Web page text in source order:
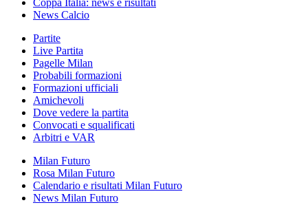
Coppa Italia: news e risultati
News Calcio
Partite
Live Partita
Pagelle Milan
Probabili formazioni
Formazioni ufficiali
Amichevoli
Dove vedere la partita
Convocati e squalificati
Arbitri e VAR
Milan Futuro
Rosa Milan Futuro
Calendario e risultati Milan Futuro
News Milan Futuro